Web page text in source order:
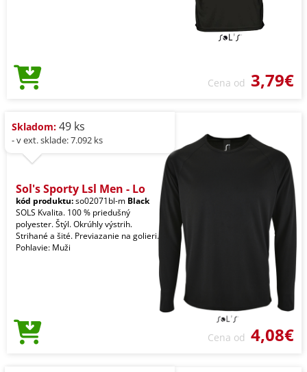
Cena od 3,79€
Skladom: 49 ks
- v ext. sklade: 7.092 ks
Sol's Sporty Lsl Men - Lo
kód produktu:so02071bl-m Black
SOLS Kvalita. 100 % priedušný
polyester. Štýl. Okrúhly výstrih.
Strihané a šité. Previazanie na golieri.
Pohlavie: Muži
Cena od 4,08€